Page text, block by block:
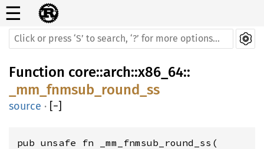
☰
Function core::arch::x86_64::
_mm_fnmsub_round_ss
source · [−]
pub unsafe fn _mm_fnmsub_round_ss(